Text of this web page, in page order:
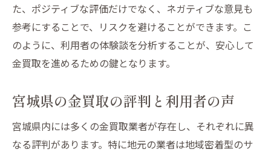
た、ポジティブな評価だけでなく、ネガティブな意見も
参考にすることで、リスクを避けることができます。こ
のように、利用者の体験談を分析することが、安心して
金買取を進めるための鍵となります。
宮城県の金買取の評判と利用者の声
宮城県内には多くの金買取業者が存在し、それぞれに異
なる評判があります。特に地元の業者は地域密着型のサ